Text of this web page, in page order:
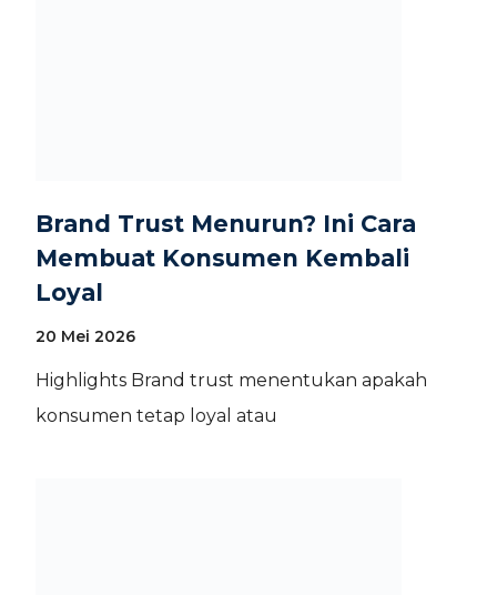
Brand Trust Menurun? Ini Cara
Membuat Konsumen Kembali
Loyal
20 Mei 2026
Highlights Brand trust menentukan apakah
konsumen tetap loyal atau